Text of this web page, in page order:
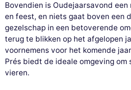
Bovendien is Oudejaarsavond een
en feest, en niets gaat boven een
gezelschap in een betoverende
terug te blikken op het afgelopen
voornemens voor het komende
Prés biedt de ideale omgeving om
vieren.